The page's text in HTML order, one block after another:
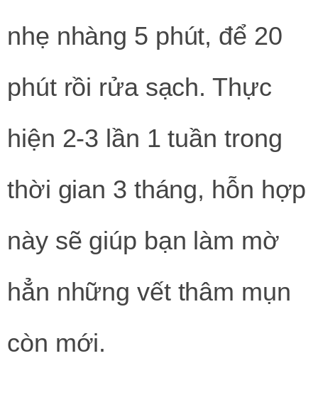
nhẹ nhàng 5 phút, để 20
phút rồi rửa sạch. Thực
hiện 2-3 lần 1 tuần trong
thời gian 3 tháng, hỗn hợp
này sẽ giúp bạn làm mờ
hẳn những vết thâm mụn
còn mới.